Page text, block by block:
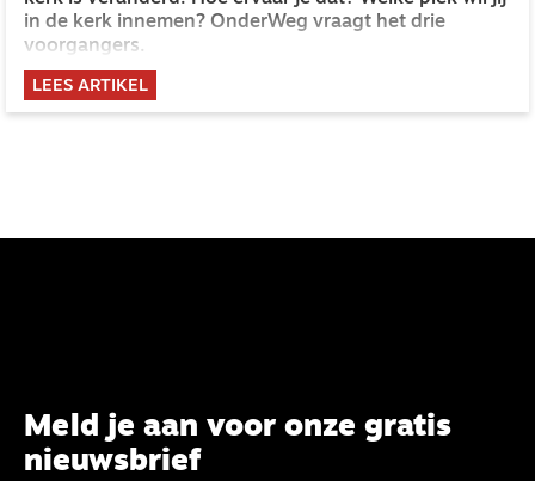
in de kerk innemen? OnderWeg vraagt het drie
voorgangers.
LEES ARTIKEL
Meld je aan voor onze gratis
nieuwsbrief